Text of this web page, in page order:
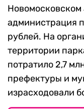
администрация
рублей. На
территории
потратило 2,7
префектуры и
израсходовали